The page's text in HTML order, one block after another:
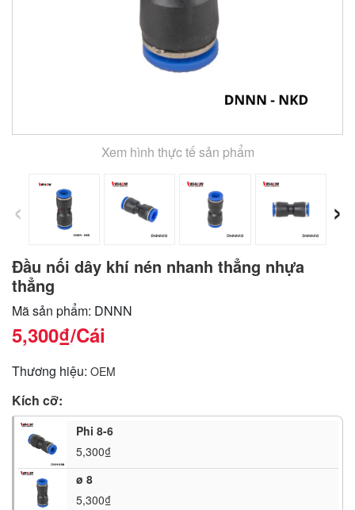
Xem hình thực tế sản phẩm
‹ ›
Đầu nối dây khí nén nhanh thẳng nhựa
thẳng
Mã sản phẩm: DNNN
5,300₫/Cái
Thương hiệu: OEM
Kích cỡ:
Phi 8-6
5,300₫
ø 8
5,300₫